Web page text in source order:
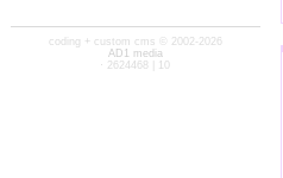
coding + custom cms © 2002-2026
AD1 media
· 2624468 | 10